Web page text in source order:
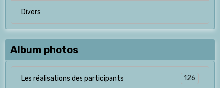
Divers
Album photos
Les réalisations des participants 126